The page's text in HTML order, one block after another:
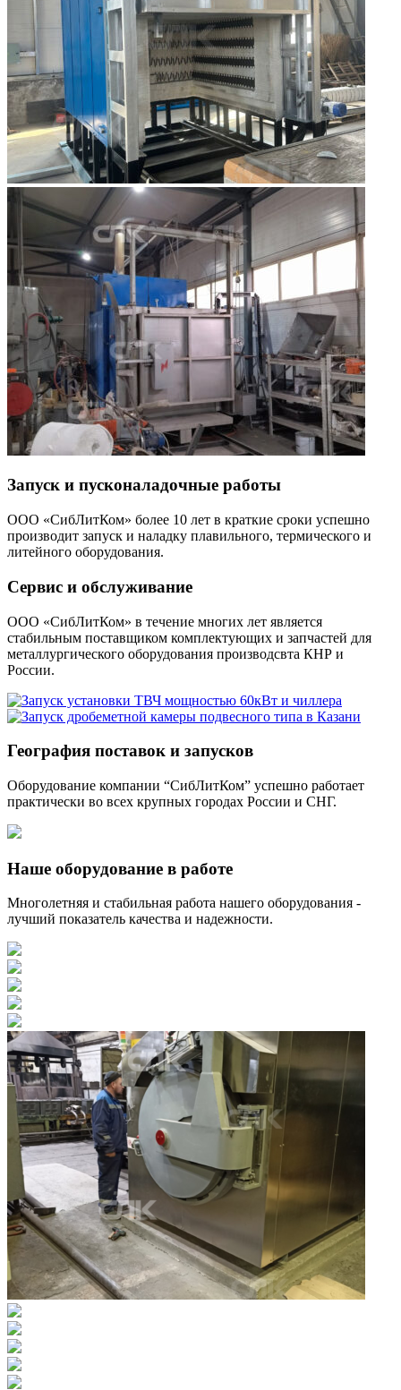
Запуск и пусконаладочные работы
ООО «СибЛитКом» более 10 лет в краткие сроки успешно
производит запуск и наладку плавильного, термического и
литейного оборудования.
Сервис и обслуживание
ООО «СибЛитКом» в течение многих лет является
стабильным поставщиком комплектующих и запчастей для
металлургического оборудования производсвта КНР и
России.
География поставок и запусков
Оборудование компании “СибЛитКом” успешно работает
практически во всех крупных городах России и СНГ.
Наше оборудование в работе
Многолетняя и стабильная работа нашего оборудования -
лучший показатель качества и надежности.